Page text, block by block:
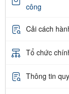
công
Cải cách
Tổ chức
Thông tin